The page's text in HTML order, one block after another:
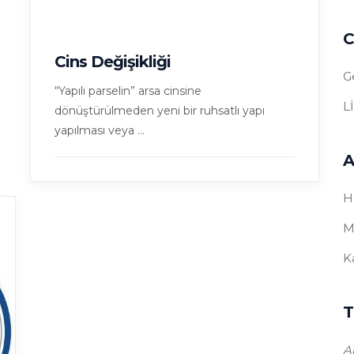
Cins Değişikliği
“Yapılı parselin” arsa cinsine
dönüştürülmeden yeni bir ruhsatlı yapı
yapılması veya ...